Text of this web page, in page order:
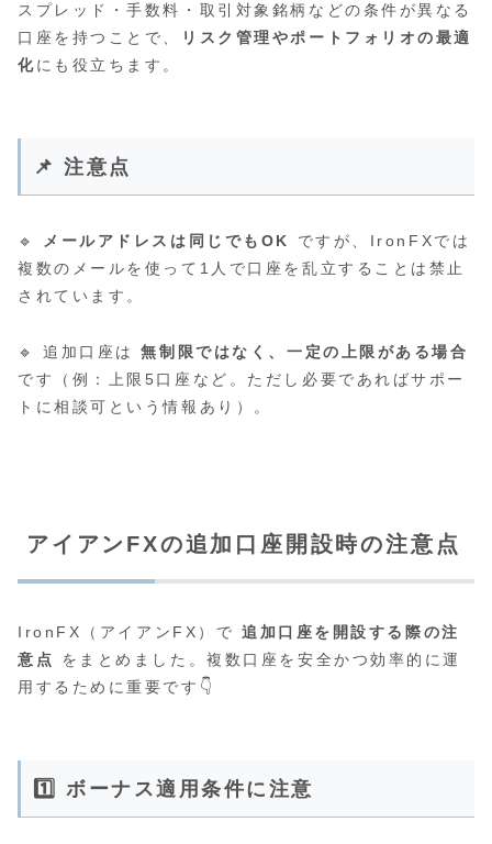
スプレッド・手数料・取引対象銘柄などの条件が異なる
口座を持つことで、
リスク管理やポートフォリオの最適
化にも役立ちます。
📌 注意点
🔹 メールアドレスは同じでもOK
ですが、IronFXでは
複数のメールを使って1人で口座を乱立することは禁止
されています。
🔹 追加口座は無制限ではなく、一定の上限がある場合
です（例：上限5口座など。ただし必要であればサポー
トに相談可という情報あり）。
アイアンFXの追加口座開設時の注意点
IronFX（アイアンFX）で 追加口座を開設する際の注
意点
をまとめました。複数口座を安全かつ効率的に運
用するために重要です👇
1️⃣ ボーナス適用条件に注意